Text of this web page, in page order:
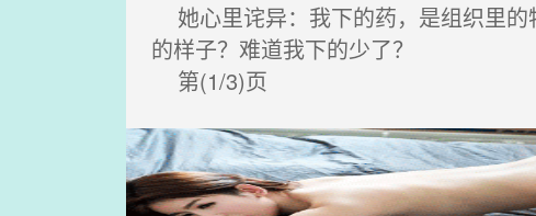
她心里诧异：我下的药，是组织里的
的样子？难道我下的少了？
第(1/3)页